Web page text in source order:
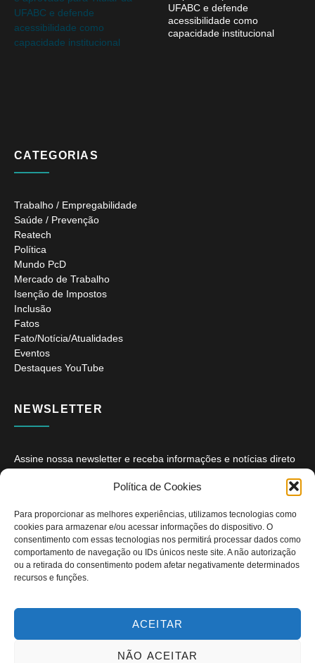
Política de Cookies
Para proporcionar as melhores experiências, utilizamos tecnologias como
cookies para armazenar e/ou acessar informações do dispositivo. O
consentimento com essas tecnologias nos permitirá processar dados como
comportamento de navegação ou IDs únicos neste site. A não autorização
ou a retirada do consentimento podem afetar negativamente determinados
recursos e funções.
ACEITAR
NÃO ACEITAR
UFABC e defende
acessibilidade como
capacidade institucional
CATEGORIAS
Trabalho / Empregabilidade
Saúde / Prevenção
Reatech
Política
Mundo PcD
Mercado de Trabalho
Isenção de Impostos
Inclusão
Fatos
Fato/Notícia/Atualidades
Eventos
Destaques YouTube
NEWSLETTER
Assine nossa newsletter e receba informações e notícias direto
Copyright © 2026. Diário PcD. Todos os direitos reservados.